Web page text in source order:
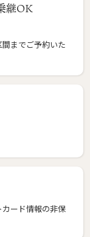
継OK
までご予約いた
ード情報の非保